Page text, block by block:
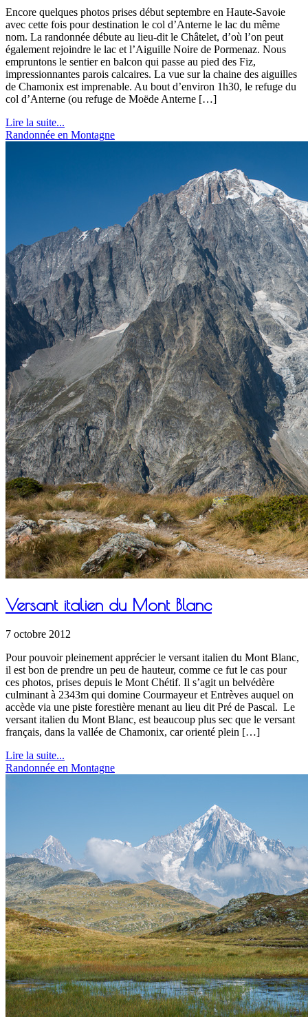
Encore quelques photos prises début septembre en Haute-Savoie
avec cette fois pour destination le col d’Anterne le lac du même
nom. La randonnée débute au lieu-dit le Châtelet, d’où l’on peut
également rejoindre le lac et l’Aiguille Noire de Pormenaz. Nous
empruntons le sentier en balcon qui passe au pied des Fiz,
impressionnantes parois calcaires. La vue sur la chaine des aiguilles
de Chamonix est imprenable. Au bout d’environ 1h30, le refuge du
col d’Anterne (ou refuge de Moëde Anterne […]
Lire la suite...
Randonnée en Montagne
Versant italien du Mont Blanc
7 octobre 2012
Pour pouvoir pleinement apprécier le versant italien du Mont Blanc,
il est bon de prendre un peu de hauteur, comme ce fut le cas pour
ces photos, prises depuis le Mont Chétif. Il s’agit un belvédère
culminant à 2343m qui domine Courmayeur et Entrèves auquel on
accède via une piste forestière menant au lieu dit Pré de Pascal. Le
versant italien du Mont Blanc, est beaucoup plus sec que le versant
français, dans la vallée de Chamonix, car orienté plein […]
Lire la suite...
Randonnée en Montagne